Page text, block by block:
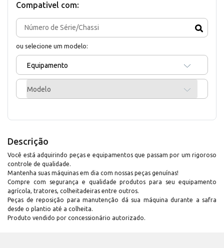
Compativel com:
ou selecione um modelo:
Equipamento
Modelo
Descrição
Você está adquirindo peças e equipamentos que passam por um rigoroso
controle de qualidade.
Mantenha suas máquinas em dia com nossas peças genuínas!
Compre com segurança e qualidade produtos para seu equipamento
agrícola, tratores, colheitadeiras entre outros.
Peças de reposição para manutenção dá sua máquina durante a safra
desde o plantio até a colheita.
Produto vendido por concessionário autorizado.